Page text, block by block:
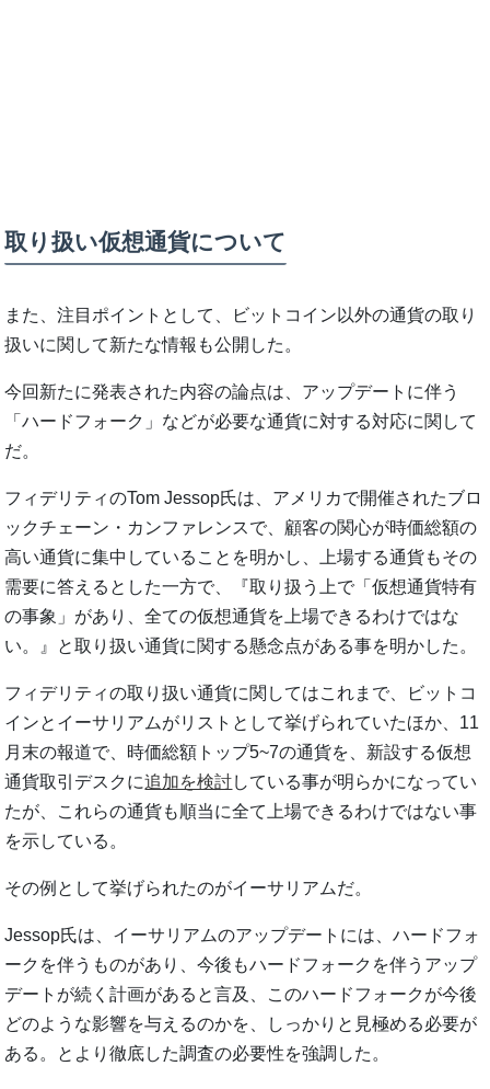
取り扱い仮想通貨について
また、注目ポイントとして、ビットコイン以外の通貨の取り
扱いに関して新たな情報も公開した。
今回新たに発表された内容の論点は、アップデートに伴う
「ハードフォーク」などが必要な通貨に対する対応に関して
だ。
フィデリティのTom Jessop氏は、アメリカで開催されたブロ
ックチェーン・カンファレンスで、顧客の関心が時価総額の
高い通貨に集中していることを明かし、上場する通貨もその
需要に答えるとした一方で、『取り扱う上で「仮想通貨特有
の事象」があり、全ての仮想通貨を上場できるわけではな
い。』と取り扱い通貨に関する懸念点がある事を明かした。
フィデリティの取り扱い通貨に関してはこれまで、ビットコ
インとイーサリアムがリストとして挙げられていたほか、11
月末の報道で、時価総額トップ5~7の通貨を、新設する仮想
通貨取引デスクに追加を検討している事が明らかになってい
たが、これらの通貨も順当に全て上場できるわけではない事
を示している。
その例として挙げられたのがイーサリアムだ。
Jessop氏は、イーサリアムのアップデートには、ハードフォ
ークを伴うものがあり、今後もハードフォークを伴うアップ
デートが続く計画があると言及、このハードフォークが今後
どのような影響を与えるのかを、しっかりと見極める必要が
ある。とより徹底した調査の必要性を強調した。